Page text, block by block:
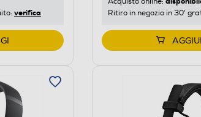
verifica Ritiro in negozio in 30'